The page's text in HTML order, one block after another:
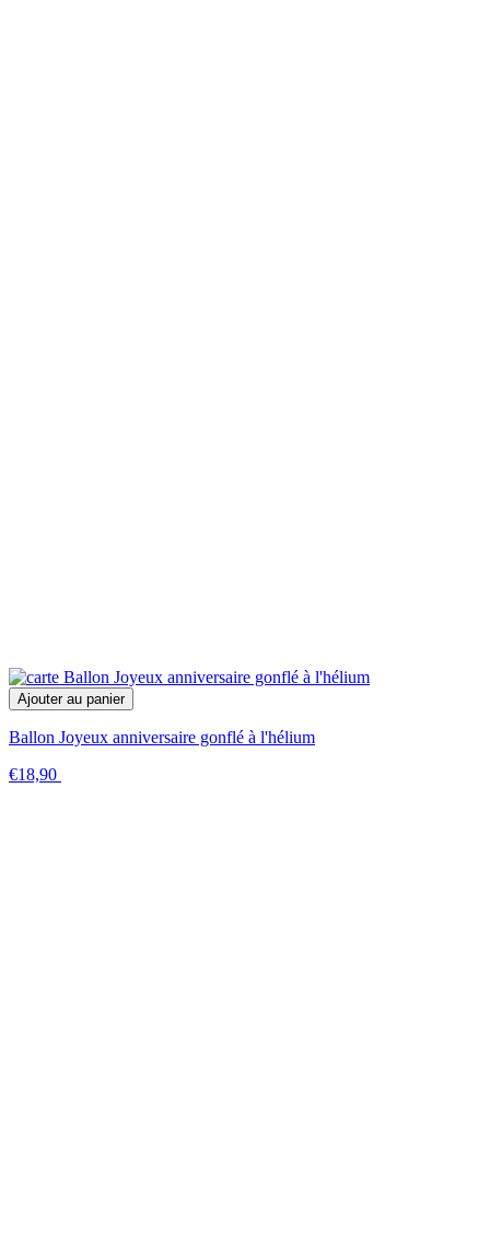
Ajouter au panier
Ballon Joyeux anniversaire gonflé à l'hélium
€18,90